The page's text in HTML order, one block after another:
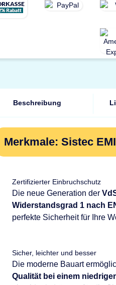
Beschreibung
Merkmale: Sistec
Zertifizierter Einbruchschutz
Die neue Generation der
Widerstandsgrad 1 nach
perfekte Sicherheit für Ihre
Sicher, leichter und besser
Die moderne Bauart
Qualität bei einem